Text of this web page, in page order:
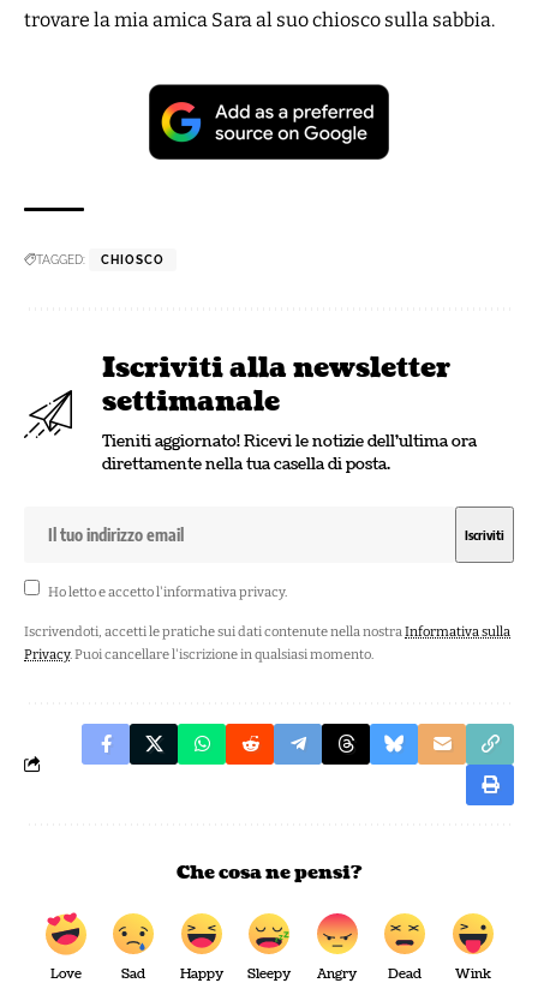
trovare la mia amica Sara al suo chiosco sulla sabbia.
TAGGED: CHIOSCO
Iscriviti alla newsletter
settimanale
Tieniti aggiornato! Ricevi le notizie dell'ultima ora
direttamente nella tua casella di posta.
Ho letto e accetto l'informativa privacy.
Iscrivendoti, accetti le pratiche sui dati contenute nella nostraInformativa sulla
Privacy. Puoi cancellare l'iscrizione in qualsiasi momento.
Che cosa ne pensi?
Love Sad Happy Sleepy Angry Dead Wink